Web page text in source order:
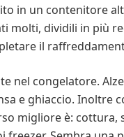
in un contenitore
molti, dividili in più
il
nel congelatore.
e ghiaccio. Inoltre
migliore è: cottura,